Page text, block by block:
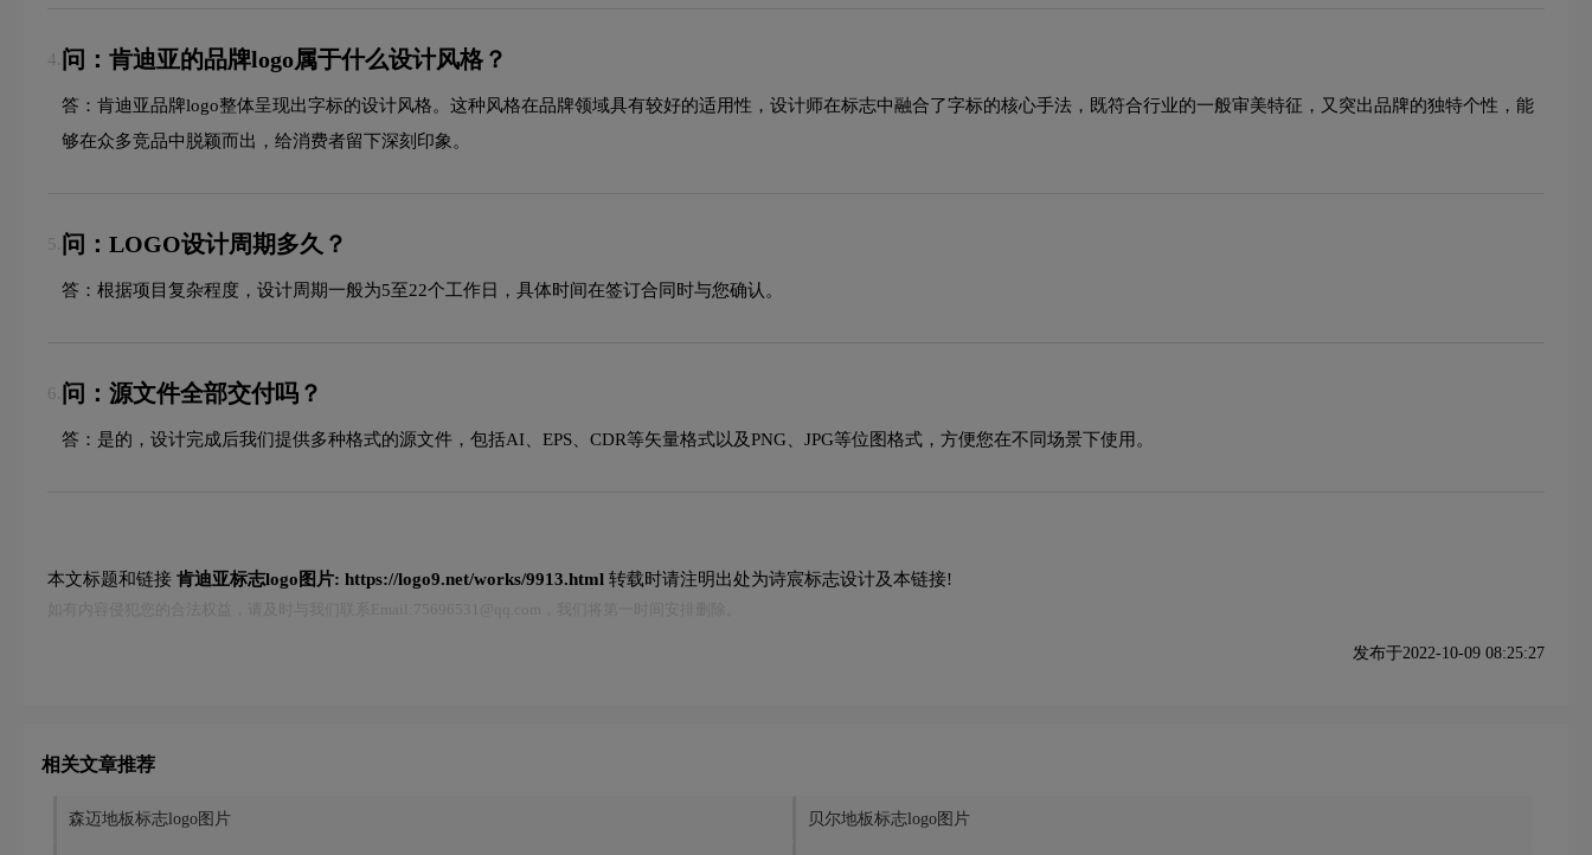
4. 问：肯迪亚的品牌logo属于什么设计风格？
答：肯迪亚品牌logo整体呈现出字标的设计风格。这种风格在品牌领域具有较好的适用性，设计师在标志中融合了字标的核心手法，既符合行业的一般审美特征，又突出品牌的独特个性，能
够在众多竞品中脱颖而出，给消费者留下深刻印象。
5. 问：LOGO设计周期多久？
答：根据项目复杂程度，设计周期一般为5至22个工作日，具体时间在签订合同时与您确认。
6. 问：源文件全部交付吗？
答：是的，设计完成后我们提供多种格式的源文件，包括AI、EPS、CDR等矢量格式以及PNG、JPG等位图格式，方便您在不同场景下使用。
本文标题和链接 肯迪亚标志logo图片: https://logo9.net/works/9913.html 转载时请注明出处为诗宸标志设计及本链接!
发布于2022-10-09 08:25:27
相关文章推荐
森迈地板标志logo图片 贝尔地板标志logo图片